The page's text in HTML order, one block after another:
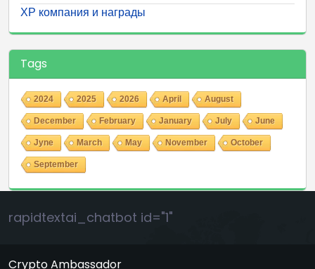
ХР компания и награды
Tags
2024 2025 2026 April August
December February January July June
Jyne March May November October
September
rapidtextai_chatbot id="1"
Crypto Ambassador